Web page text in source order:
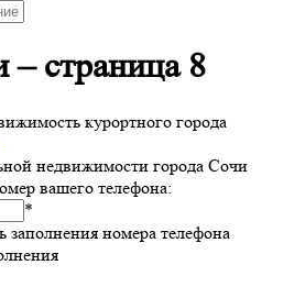
страница 8
курортного города
недвижимости города Сочи
вашего телефона:
*
заполнения номера телефона